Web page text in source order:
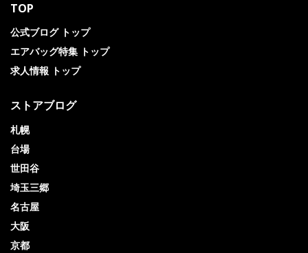
TOP
公式ブログ トップ
エアバッグ特集 トップ
求人情報 トップ
ストアブログ
札幌
台場
世田谷
埼玉三郷
名古屋
大阪
京都